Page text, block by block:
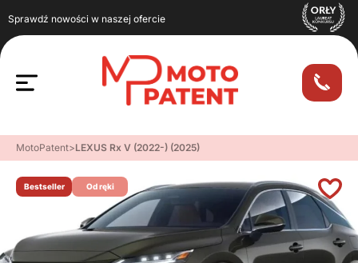
Sprawdź nowości w naszej ofercie
MotoPatent>LEXUS Rx V (2022-) (2025)
Bestseller Od ręki